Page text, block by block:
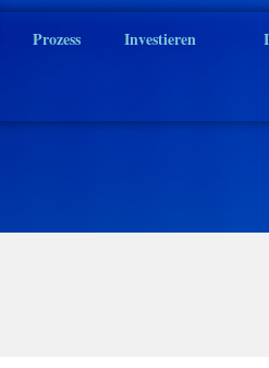
Prozess Investieren